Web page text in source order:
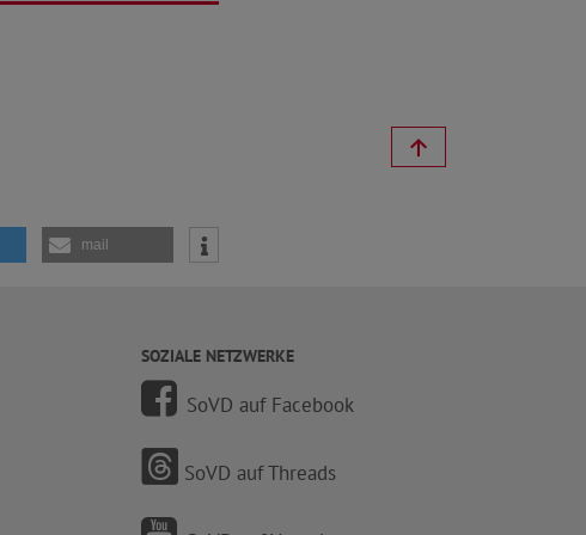
mail
SOZIALE NETZWERKE
SoVD auf Facebook
SoVD auf Threads